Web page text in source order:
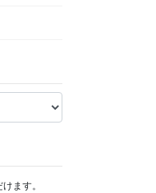
ます。